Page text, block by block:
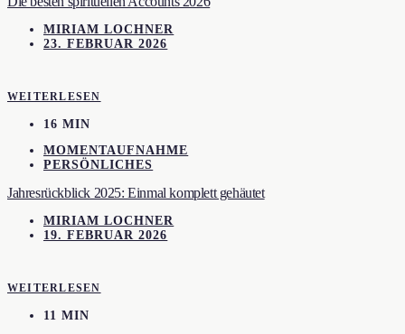
MIRIAM LOCHNER
23. FEBRUAR 2026
WEITERLESEN
16 MIN
MOMENTAUFNAHME
PERSÖNLICHES
Jahresrückblick 2025: Einmal komplett gehäutet
MIRIAM LOCHNER
19. FEBRUAR 2026
WEITERLESEN
11 MIN